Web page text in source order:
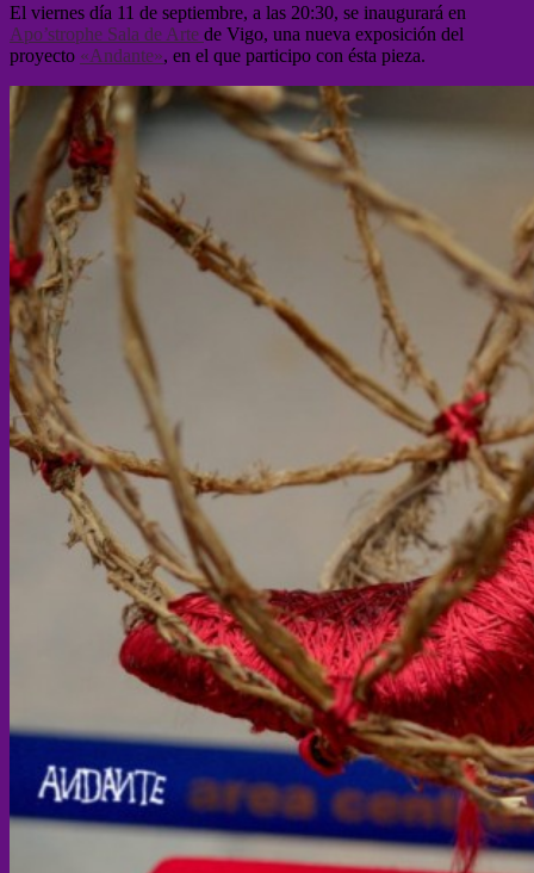
El viernes día 11 de septiembre, a las 20:30, se inaugurará en
Apo’strophe Sala de Arte de Vigo, una nueva exposición del
proyecto «Andante», en el que participo con ésta pieza.